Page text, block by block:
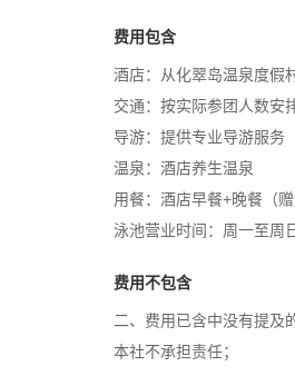
费用包含
酒店：从化翠岛温泉度假
交通：按实际参团人数安
导游：提供专业导游服务
温泉：酒店养生温泉
用餐：酒店早餐+晚餐（
泳池营业时间：周一至周
费用不包含
二、费用已含中没有提及
本社不承担责任；